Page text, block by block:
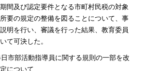
間及び認定要件となる市町村民税の対象
要の規定の整備を図ることについて、事
明を行い、審議を行った結果、教育委員
て可決した。
市部活動指導員に関する規則の一部を改
について